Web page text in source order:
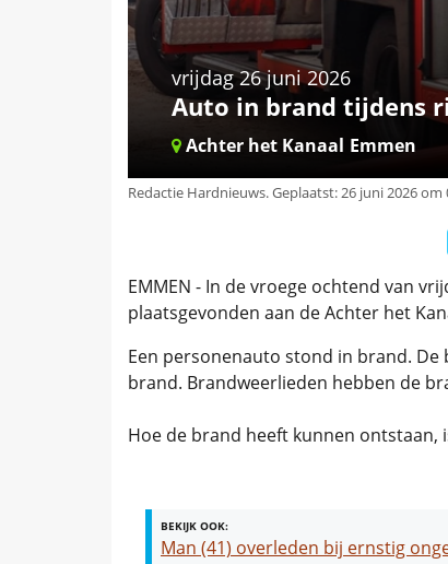
vrijdag 26 juni 2026
Auto in brand tijdens
Achter het Kanaal Emmen
Redactie Hardnieuws.Geplaatst: 26 juni 2026 om
EMMEN - In de vroege ochtend van
plaatsgevonden aan de Achter het
Een personenauto stond in brand.
brand. Brandweerlieden hebben de
Hoe de brand heeft kunnen ontstaan,
BEKIJK OOK:
Man (41) overleden bij ernstig